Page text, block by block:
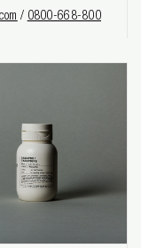
/ 0800-668-800